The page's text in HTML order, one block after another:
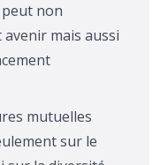
non
mais aussi
mutuelles
sur le